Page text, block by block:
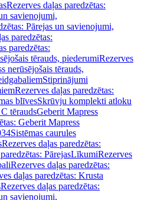
Rezerves daļas paredzētas:
savienojumi,
Pārejas un savienojumi,
paredzētas:
paredzētas:
tērauds, piederumiRezerves
nerūsējošais tērauds,
Stiprinājumi
Rezerves daļas paredzētas:
blīvesSkrūvju komplekti atloku
tēraudsGeberit Mapress
Geberit Mapress
Sistēmas caurules
Rezerves daļas paredzētas:
PārejasLīkumiRezerves
Rezerves daļas paredzētas:
daļas paredzētas: Krusta
Rezerves daļas paredzētas:
savienojumi,